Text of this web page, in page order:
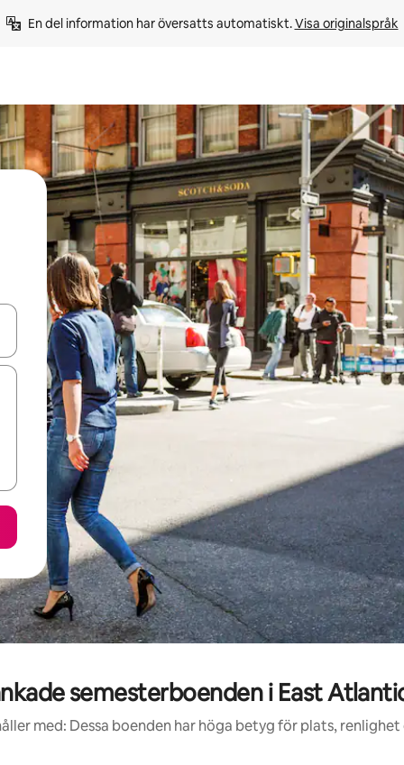
En del information har översatts automatiskt. Visa originalspråk
och nedåtpilarna eller utforska genom att trycka eller svepa.
semesterboenden i East
med: Dessa boenden har höga betyg för plats, renlighet